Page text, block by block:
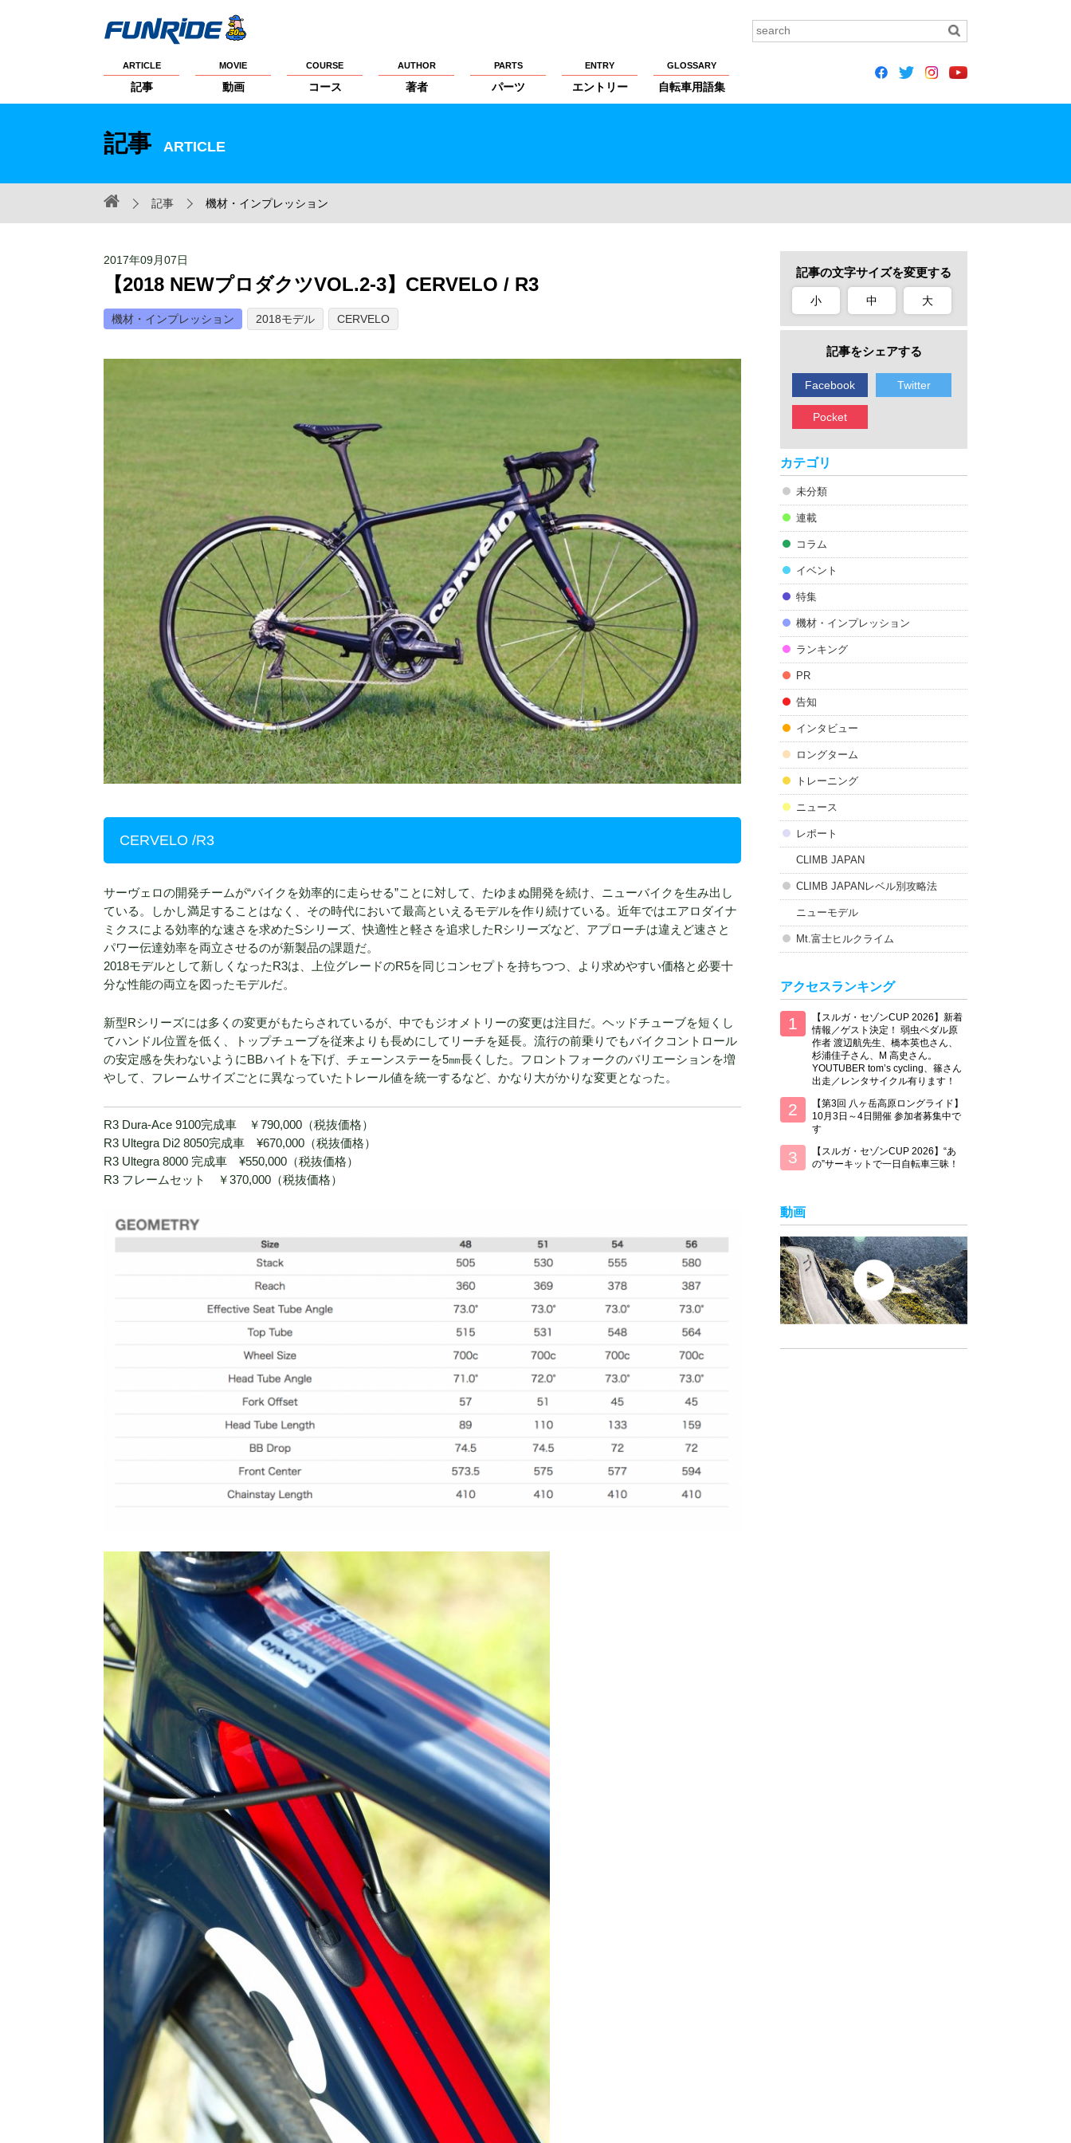
ARTICLE
記事
MOVIE
動画
COURSE
コース
AUTHOR
著者
PARTS
パーツ
ENTRY
エントリー
GLOSSARY
自転車用語集
記事 ARTICLE
記事 機材・インプレッション
2017年09月07日
【2018 NEWプロダクツVOL.2-3】CERVELO / R3
機材・インプレッション 2018モデル CERVELO
CERVELO /R3
サーヴェロの開発チームが“バイクを効率的に走らせる”ことに対して、たゆまぬ開発を続け、ニューバイクを生み出し
ている。しかし満足することはなく、その時代において最高といえるモデルを作り続けている。近年ではエアロダイナ
ミクスによる効率的な速さを求めたSシリーズ、快適性と軽さを追求したRシリーズなど、アプローチは違えど速さと
パワー伝達効率を両立させるのが新製品の課題だ。
2018モデルとして新しくなったR3は、上位グレードのR5を同じコンセプトを持ちつつ、より求めやすい価格と必要十
分な性能の両立を図ったモデルだ。
新型Rシリーズには多くの変更がもたらされているが、中でもジオメトリーの変更は注目だ。ヘッドチューブを短くし
てハンドル位置を低く、トップチューブを従来よりも長めにしてリーチを延長。流行の前乗りでもバイクコントロール
の安定感を失わないようにBBハイトを下げ、チェーンステーを5㎜長くした。フロントフォークのバリエーションを増
やして、フレームサイズごとに異なっていたトレール値を統一するなど、かなり大がかりな変更となった。
R3 Dura-Ace 9100完成車 ￥790,000（税抜価格）
R3 Ultegra Di2 8050完成車 ¥670,000（税抜価格）
R3 Ultegra 8000 完成車 ¥550,000（税抜価格）
R3 フレームセット ￥370,000（税抜価格）
記事の文字サイズを変更する
小 中 大
記事をシェアする
Facebook Twitter
Pocket
カテゴリ
未分類
連載
コラム
イベント
特集
機材・インプレッション
ランキング
PR
告知
インタビュー
ロングターム
トレーニング
ニュース
レポート
CLIMB JAPAN
CLIMB JAPANレベル別攻略法
ニューモデル
Mt.富士ヒルクライム
アクセスランキング
【スルガ・セゾンCUP 2026】新着
情報／ゲスト決定！ 弱虫ペダル原
作者 渡辺航先生、橋本英也さん、
杉浦佳子さん、M 高史さん。
YOUTUBER tom’s cycling、篠さん
出走／レンタサイクル有ります！
【第3回 八ヶ岳高原ロングライド】
10月3日～4日開催 参加者募集中で
す
【スルガ・セゾンCUP 2026】“あ
の”サーキットで一日自転車三昧！
動画